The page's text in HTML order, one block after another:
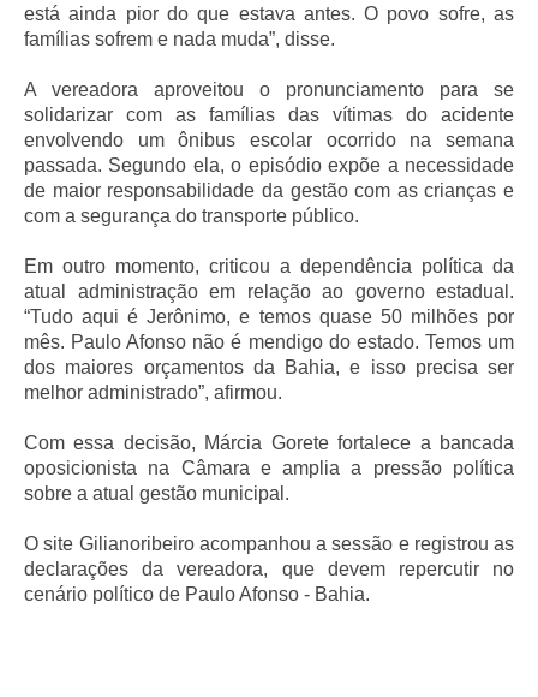
está ainda pior do que estava antes. O povo sofre, as
famílias sofrem e nada muda”, disse.
A vereadora aproveitou o pronunciamento para se
solidarizar com as famílias das vítimas do acidente
envolvendo um ônibus escolar ocorrido na semana
passada. Segundo ela, o episódio expõe a necessidade
de maior responsabilidade da gestão com as crianças e
com a segurança do transporte público.
Em outro momento, criticou a dependência política da
atual administração em relação ao governo estadual.
“Tudo aqui é Jerônimo, e temos quase 50 milhões por
mês. Paulo Afonso não é mendigo do estado. Temos um
dos maiores orçamentos da Bahia, e isso precisa ser
melhor administrado”, afirmou.
Com essa decisão, Márcia Gorete fortalece a bancada
oposicionista na Câmara e amplia a pressão política
sobre a atual gestão municipal.
O site Gilianoribeiro acompanhou a sessão e registrou as
declarações da vereadora, que devem repercutir no
cenário político de Paulo Afonso - Bahia.